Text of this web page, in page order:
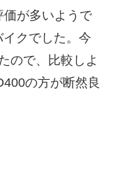
価が多いようで
クでした。今
ので、比較しよ
の方が断然良